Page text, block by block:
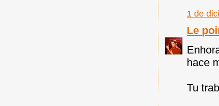
1 de
Le
hace
Tu